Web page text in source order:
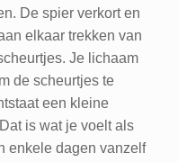
De spier verkort en
elkaar trekken van
Je lichaam
de scheurtjes te
een kleine
is wat je voelt als
enkele dagen vanzelf